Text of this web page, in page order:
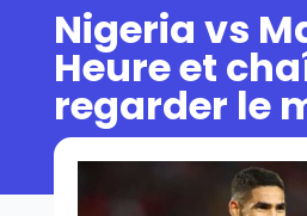
Nigeria vs
Heure et
regarder le